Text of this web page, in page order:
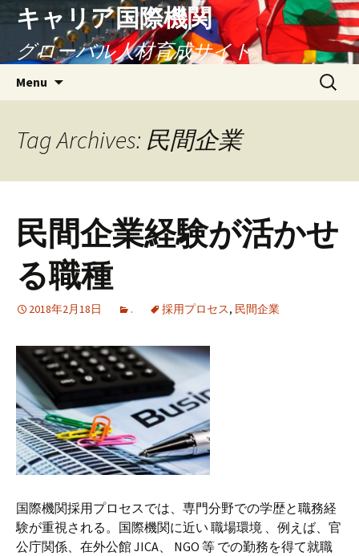
キャリア国際機関
グローバル人材育成サイト
Menu
Search
for:
Tag Archives: 民間企業
民間企業経験が活かせ
る職種
2018年2月18日 . 採用プロセス, 民間企業
国際機関採用プロセスでは、専門分野での学歴と職務経
験が重視される。国際機関に近い 職場環境 、例えば、官
公庁関係、在外公館 JICA、 NGO 等 での勤務を得て就職